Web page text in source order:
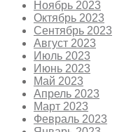
Ноябрь 2023
Октябрь 2023
Сентябрь 2023
Август 2023
Июль 2023
Июнь 2023
Май 2023
Апрель 2023
Март 2023
Февраль 2023